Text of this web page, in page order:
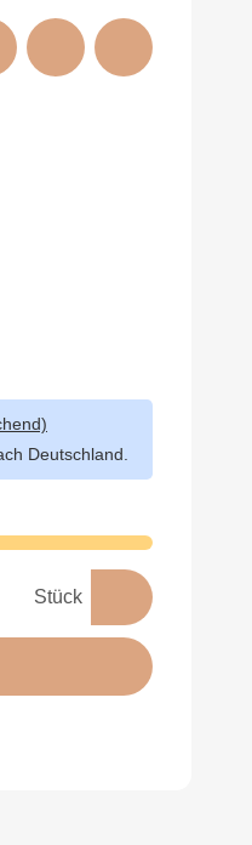
Deutschland.
Stück